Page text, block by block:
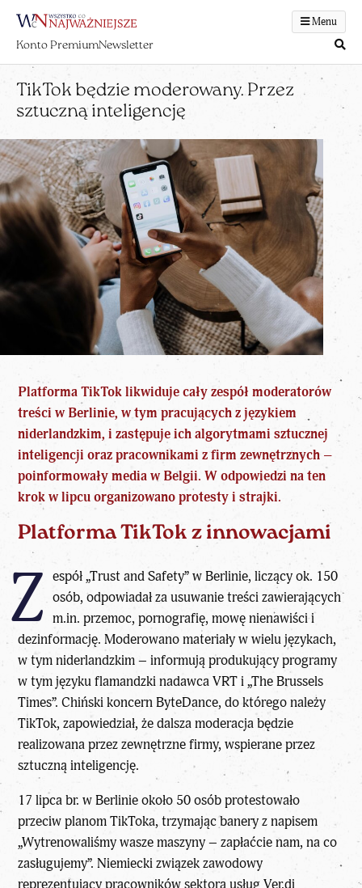
Menu
Konto PremiumNewsletter
TikTok będzie moderowany. Przez
sztuczną inteligencję
Platforma TikTok likwiduje cały zespół moderatorów
treści w Berlinie, w tym pracujących z językiem
niderlandzkim, i zastępuje ich algorytmami sztucznej
inteligencji oraz pracownikami z firm zewnętrznych –
poinformowały media w Belgii. W odpowiedzi na ten
krok w lipcu organizowano protesty i strajki.
Platforma TikTok z innowacjami
Z espół „Trust and Safety” w Berlinie, liczący ok. 150
osób, odpowiadał za usuwanie treści zawierających
m.in. przemoc, pornografię, mowę nienawiści i
dezinformację. Moderowano materiały w wielu językach,
w tym niderlandzkim – informują produkujący programy
w tym języku flamandzki nadawca VRT i „The Brussels
Times”. Chiński koncern ByteDance, do którego należy
TikTok, zapowiedział, że dalsza moderacja będzie
realizowana przez zewnętrzne firmy, wspierane przez
sztuczną inteligencję.
17 lipca br. w Berlinie około 50 osób protestowało
przeciw planom TikToka, trzymając banery z napisem
„Wytrenowaliśmy wasze maszyny – zapłaćcie nam, na co
zasługujemy”. Niemiecki związek zawodowy
reprezentujący pracowników sektora usług Ver.di